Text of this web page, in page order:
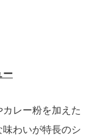
ー
レー粉を加えた
わいが特長のシ